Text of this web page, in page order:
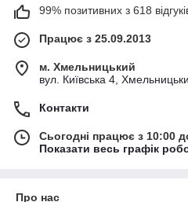
99% позитивних з 618
Працює з 25.09.2013
м. Хмельницький
вул. Київська 4,
Контакти
Сьогодні працює з 10:00
Показати весь графік
Про нас